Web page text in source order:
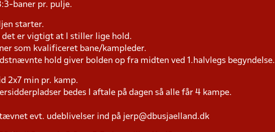
baner pr. pulje.
starter.
det er vigtigt at I stiller lige hold.
som kvalificeret bane/kampleder.
hold giver bolden op fra midten ved 1.halvlegs begyndelse.
2x7 min pr. kamp.
bedes I aftale på dagen så alle får 4 kampe.
evt. udeblivelser ind på jerp@dbusjaelland.dk